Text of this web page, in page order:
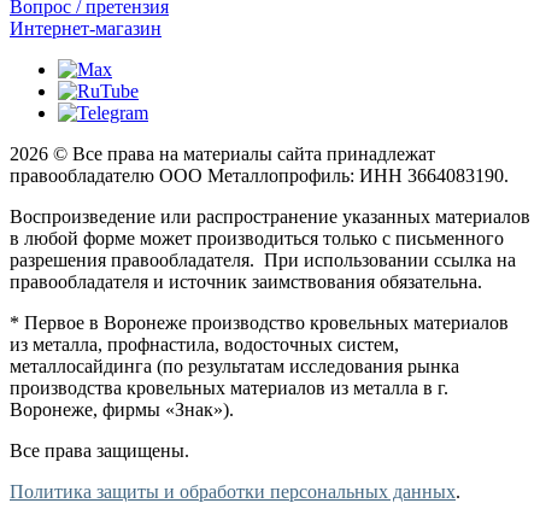
Вопрос / претензия
Интернет-магазин
2026 © Все права на материалы сайта принадлежат
правообладателю ООО Металлопрофиль: ИНН 3664083190.
Воспроизведение или распространение указанных материалов
в любой форме может производиться только с письменного
разрешения правообладателя. При использовании ссылка на
правообладателя и источник заимствования обязательна.
* Первое в Воронеже производство кровельных материалов
из металла, профнастила, водосточных систем,
металлосайдинга (по результатам исследования рынка
производства кровельных материалов из металла в г.
Воронеже, фирмы «Знак»).
Все права защищены.
Политика защиты и обработки персональных данных.